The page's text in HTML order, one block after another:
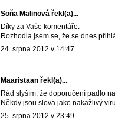
Soňa Malinová řekl(a)...
Díky za Vaše komentáře.
Rozhodla jsem se, že se dnes
24. srpna 2012 v 14:47
Maaristaan řekl(a)...
Rád slyším, že doporučení padlo
Někdy jsou slova jako nakažlivý
25. srpna 2012 v 23:49